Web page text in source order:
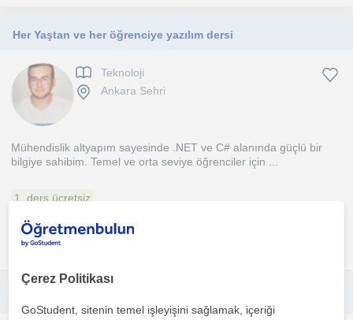
Her Yaştan ve her öğrenciye yazılım dersi
Teknoloji
Ankara Sehri
Mühendislik altyapım sayesinde .NET ve C# alanında güçlü bir
bilgiye sahibim. Temel ve orta seviye öğrenciler için ...
1. ders ücretsiz
daha fazlasını gör
Çerez Politikası
GoStudent, sitenin temel işleyişini sağlamak, içeriği